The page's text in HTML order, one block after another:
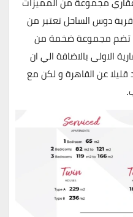
دوس الساحل تعتبر من
و تضم مجموعة ضخمة من
الاولى بالاضافة الي ان
عن القاهرة و لكن مع